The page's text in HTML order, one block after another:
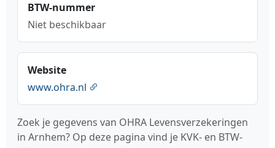
BTW-nummer
Niet beschikbaar
Website
www.ohra.nl
Zoek je gegevens van OHRA Levensverzekeringen
in Arnhem? Op deze pagina vind je KVK- en BTW-